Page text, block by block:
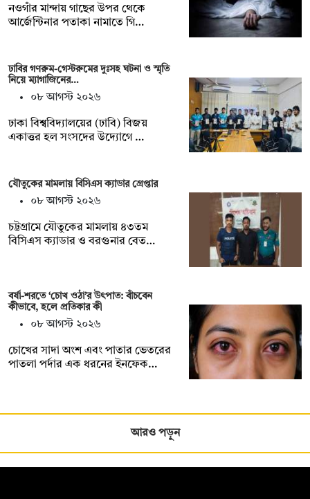
নওগাঁর মান্দায় গাছের উপর থেকে
আর্জেন্টিনার পতাকা নামাতে গি…
ঢাবির গণরুম-গেস্টরুমের দুঃসহ ঘটনা ও স্মৃতি
নিয়ে ম্যাগাজিনের…
০৮ আগস্ট ২০২৬
ঢাকা বিশ্ববিদ্যালয়ের (ঢাবি) বিজয়
একাত্তর হল সংসদের উদ্যোগে …
যৌতুকের মামলায় বিসিএস ক্যাডার গ্রেপ্তার
০৮ আগস্ট ২০২৬
চট্টগ্রামে যৌতুকের মামলায় ৪৩তম
বিসিএস ক্যাডার ও বরগুনার বেত…
বর্ষা-শরতে ‘চোখ ওঠা’র উৎপাত: বাঁচবেন
কীভাবে, হলে প্রতিকার কী
০৮ আগস্ট ২০২৬
চোখের সাদা অংশ এবং পাতার ভেতরের
পাতলা পর্দার এক ধরনের ইনফেক…
আরও পড়ুন